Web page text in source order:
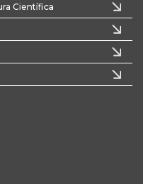
Científica